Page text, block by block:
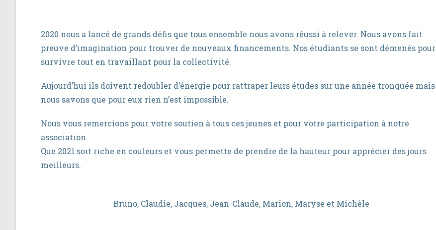
2020 nous a lancé de grands défis que tous ensemble nous avons réussi à relever. Nous avons fait
preuve d’imagination pour trouver de nouveaux financements. Nos étudiants se sont démenés pour
survivre tout en travaillant pour la collectivité.
Aujourd’hui ils doivent redoubler d’énergie pour rattraper leurs études sur une année tronquée mais
nous savons que pour eux rien n’est impossible.
Nous vous remercions pour votre soutien à tous ces jeunes et pour votre participation à notre
association.
Que 2021 soit riche en couleurs et vous permette de prendre de la hauteur pour apprécier des jours
meilleurs.
Bruno, Claudie, Jacques, Jean-Claude, Marion, Maryse et Michèle